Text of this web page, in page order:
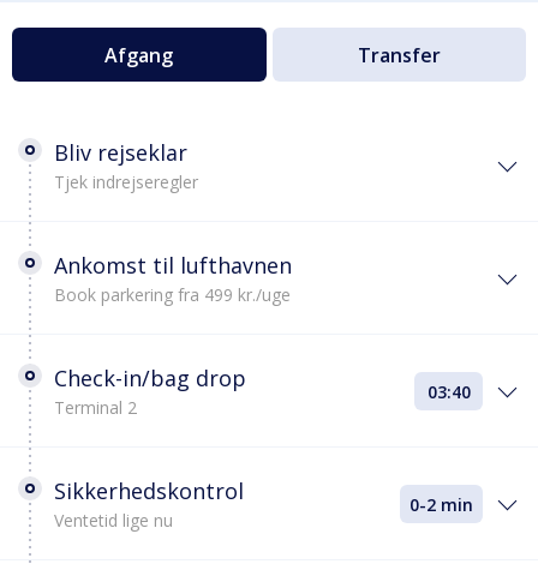
Afgang Transfer
Bliv rejseklar
Tjek indrejseregler
Ankomst til lufthavnen
Book parkering fra 499 kr./uge
Check-in/bag drop
Terminal 2
03:40
Sikkerhedskontrol
Ventetid lige nu
0-2 min